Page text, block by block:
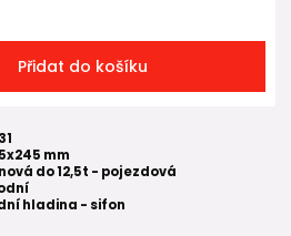
Přidat do košíku
mm
do 12,5t - pojezdová
hladina - sifon